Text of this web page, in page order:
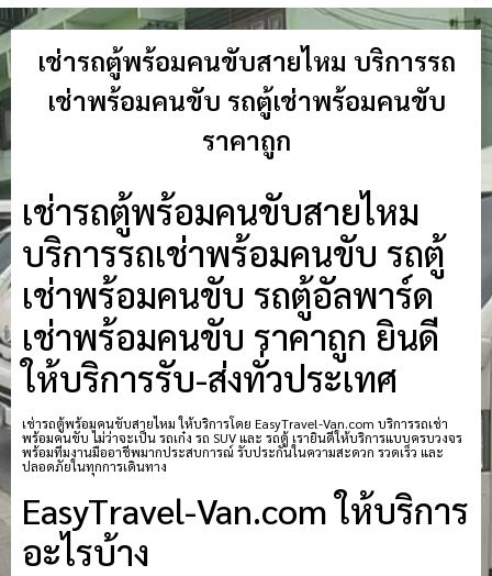
เช่ารถตู้พร้อมคนขับสายไหม บริการรถ
เช่าพร้อมคนขับ รถตู้เช่าพร้อมคนขับ
ราคาถูก
เช่ารถตู้พร้อมคนขับสายไหม
บริการรถเช่าพร้อมคนขับ รถตู้
เช่าพร้อมคนขับ รถตู้อัลพาร์ด
เช่าพร้อมคนขับ ราคาถูก ยินดี
ให้บริการรับ-ส่งทั่วประเทศ
เช่ารถตู้พร้อมคนขับสายไหม ให้บริการโดย EasyTravel-Van.com บริการรถเช่า
พร้อมคนขับ ไม่ว่าจะเป็น รถเก๋ง รถ SUV และ รถตู้ เรายินดีให้บริการแบบครบวงจร
พร้อมทีมงานมืออาชีพมากประสบการณ์ รับประกันในความสะดวก รวดเร็ว และ
ปลอดภัยในทุกการเดินทาง
EasyTravel-Van.com ให้บริการ
อะไรบ้าง